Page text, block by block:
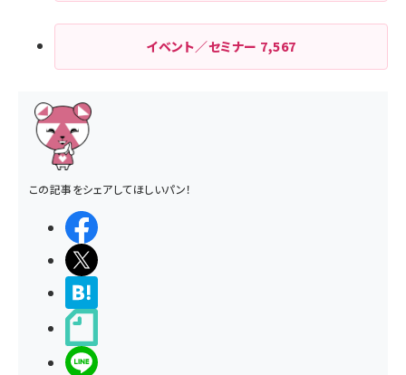
イベント／セミナー 7,567
この記事をシェアしてほしいパン！